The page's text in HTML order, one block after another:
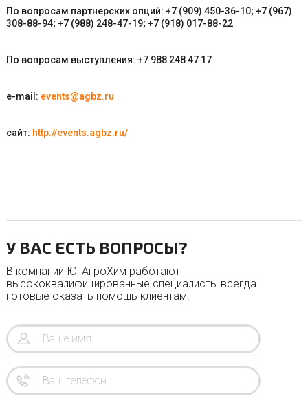
По вопросам партнерских опций: +7 (909) 450-36-10; +7 (967)
308-88-94; +7 (988) 248-47-19; +7 (918) 017-88-22
По вопросам выступления: +7 988 248 47 17
e-mail: events@agbz.ru
сайт: http://events.agbz.ru/
У ВАС ЕСТЬ ВОПРОСЫ?
В компании ЮгАгроХим работают
высококвалифицированные специалисты всегда
готовые оказать помощь клиентам.